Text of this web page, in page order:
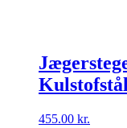
455.00 kr.